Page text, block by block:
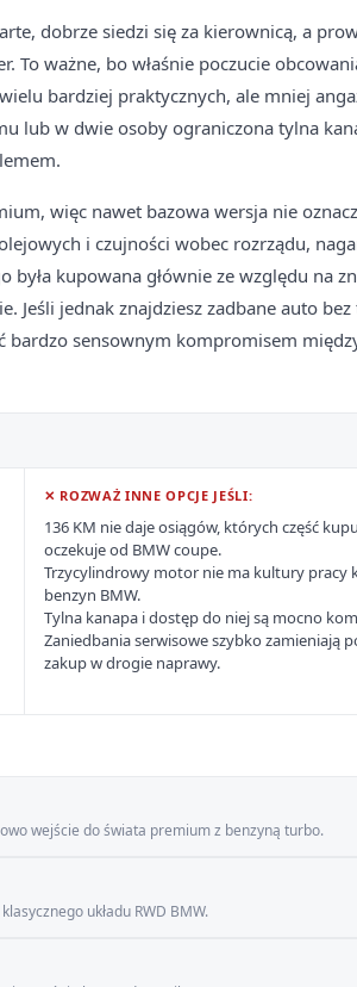
dobrze siedzi się za kierownicą, a
To ważne, bo właśnie poczucie
bardziej praktycznych, ale mniej
lub w dwie osoby ograniczona tylna
więc nawet bazowa wersja nie
i czujności wobec rozrządu,
kupowana głównie ze względu na
Jeśli jednak znajdziesz zadbane auto
sensownym kompromisem
✕ ROZWAŻ INNE OPCJE JEŚLI:
136 KM nie daje osiągów, których część
oczekuje od BMW coupe.
Trzycylindrowy motor nie ma kultury pracy
benzyn BMW.
Tylna kanapa i dostęp do niej są mocno
Zaniedbania serwisowe szybko zamieniają
zakup w drogie naprawy.
wejście do świata premium z benzyną turbo.
układu RWD BMW.